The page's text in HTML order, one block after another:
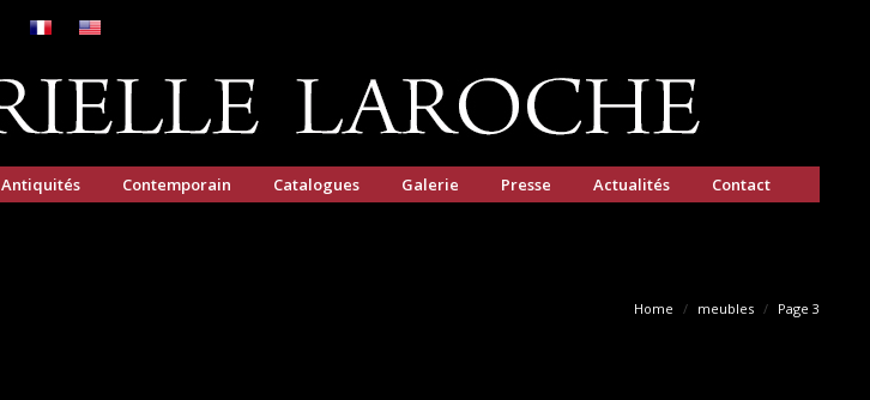
Antiquités Contemporain Catalogues Galerie Presse Actualités Contact
Home meubles Page 3